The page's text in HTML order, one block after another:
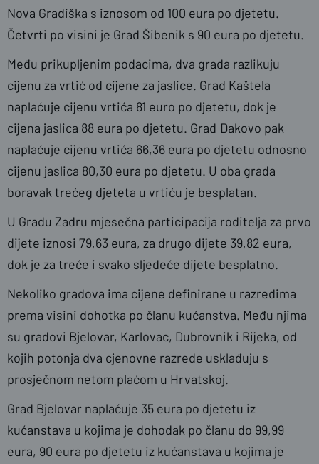
Nova Gradiška s iznosom od 100 eura po djetetu.
Četvrti po visini je Grad Šibenik s 90 eura po djetetu.
Među prikupljenim podacima, dva grada razlikuju
cijenu za vrtić od cijene za jaslice. Grad Kaštela
naplaćuje cijenu vrtića 81 euro po djetetu, dok je
cijena jaslica 88 eura po djetetu. Grad Đakovo pak
naplaćuje cijenu vrtića 66,36 eura po djetetu odnosno
cijenu jaslica 80,30 eura po djetetu. U oba grada
boravak trećeg djeteta u vrtiću je besplatan.
U Gradu Zadru mjesečna participacija roditelja za prvo
dijete iznosi 79,63 eura, za drugo dijete 39,82 eura,
dok je za treće i svako sljedeće dijete besplatno.
Nekoliko gradova ima cijene definirane u razredima
prema visini dohotka po članu kućanstva. Među njima
su gradovi Bjelovar, Karlovac, Dubrovnik i Rijeka, od
kojih potonja dva cjenovne razrede usklađuju s
prosječnom netom plaćom u Hrvatskoj.
Grad Bjelovar naplaćuje 35 eura po djetetu iz
kućanstava u kojima je dohodak po članu do 99,99
eura, 90 eura po djetetu iz kućanstava u kojima je